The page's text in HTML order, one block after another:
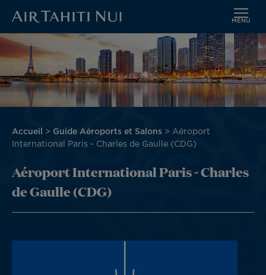
Aller
contenu
principal
MENU
Image
Fil
d'Ariane
Accueil Guide Aéroports et Salons
Aéroport
International Paris - Charles de Gaulle (CDG)
Aéroport International Paris - Charles
de Gaulle (CDG)